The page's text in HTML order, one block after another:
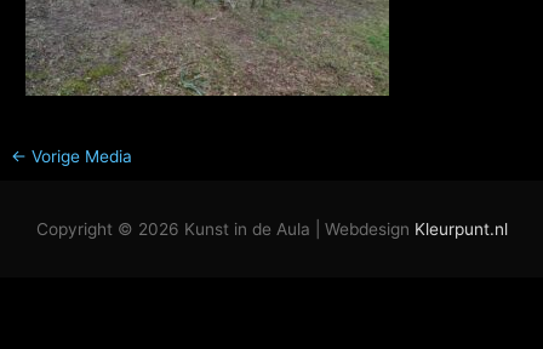
← Vorige Media
Copyright © 2026 Kunst in de Aula | Webdesign Kleurpunt.nl